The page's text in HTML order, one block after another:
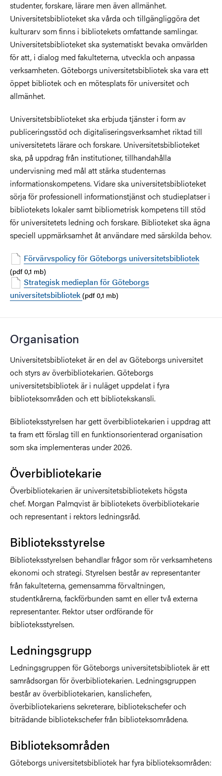
studenter, forskare, lärare men även allmänhet.
Universitetsbiblioteket ska vårda och tillgängliggöra det
kulturarv som finns i bibliotekets omfattande samlingar.
Universitetsbiblioteket ska systematiskt bevaka omvärlden
för att, i dialog med fakulteterna, utveckla och anpassa
verksamheten. Göteborgs universitetsbibliotek ska vara ett
öppet bibliotek och en mötesplats för universitet och
allmänhet.
Universitetsbiblioteket ska erbjuda tjänster i form av
publiceringsstöd och digitaliseringsverksamhet riktad till
universitetets lärare och forskare. Universitetsbiblioteket
ska, på uppdrag från institutioner, tillhandahålla
undervisning med mål att stärka studenternas
informationskompetens. Vidare ska universitetsbiblioteket
sörja för professionell informationstjänst och studieplatser i
bibliotekets lokaler samt bibliometrisk kompetens till stöd
för universitetets ledning och forskare. Biblioteket ska ägna
speciell uppmärksamhet åt användare med särskilda behov.
Förvärvspolicy för Göteborgs universitetsbibliotek
(pdf 0,1 mb)
Strategisk medieplan för Göteborgs
universitetsbibliotek (pdf 0,1 mb)
Organisation
Universitetsbiblioteket är en del av Göteborgs universitet
och styrs av överbibliotekarien. Göteborgs
universitetsbibliotek är i nuläget uppdelat i fyra
biblioteksområden och ett bibliotekskansli.
Biblioteksstyrelsen har gett överbibliotekarien i uppdrag att
ta fram ett förslag till en funktionsorienterad organisation
som ska implementeras under 2026.
Överbibliotekarie
Överbibliotekarien är universitetsbibliotekets högsta
chef. Morgan Palmqvist är bibliotekets överbibliotekarie
och representant i rektors ledningsråd.
Biblioteksstyrelse
Biblioteksstyrelsen behandlar frågor som rör verksamhetens
ekonomi och strategi. Styrelsen består av representanter
från fakulteterna, gemensamma förvaltningen,
studentkårerna, fackförbunden samt en eller två externa
representanter. Rektor utser ordförande för
biblioteksstyrelsen.
Ledningsgrupp
Ledningsgruppen för Göteborgs universitetsbibliotek är ett
samrådsorgan för överbibliotekarien. Ledningsgruppen
består av överbibliotekarien, kanslichefen,
överbibliotekariens sekreterare, bibliotekschefer och
biträdande bibliotekschefer från biblioteksområdena.
Biblioteksområden
Göteborgs universitetsbibliotek har fyra biblioteksområden: